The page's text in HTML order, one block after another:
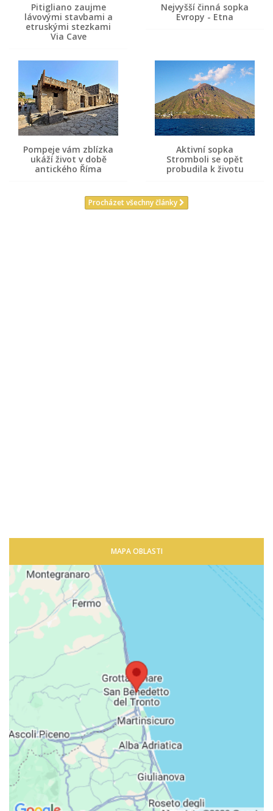
Pitigliano zaujme
lávovými stavbami a
etruskými stezkami
Via Cave
Nejvyšší činná sopka
Evropy - Etna
Pompeje vám zblízka
ukáží život v době
antického Říma
Aktivní sopka
Stromboli se opět
probudila k životu
Procházet všechny články
MAPA OBLASTI